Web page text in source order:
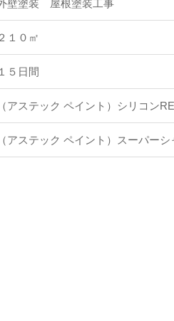
壁塗装 屋根塗装工事
２１０㎡
１５日間
（アステック ペイント）シリコン
（アステック ペイント）スーパー